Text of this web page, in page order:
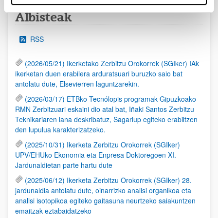
Albisteak
RSS
(2026/05/21) Ikerketako Zerbitzu Orokorrek (SGIker) IAk
ikerketan duen erabilera arduratsuari buruzko saio bat
antolatu dute, Elsevierren laguntzarekin.
(2026/03/17) ETBko Tecnólopis programak Gipuzkoako
RMN Zerbitzuari eskaini dio atal bat, Iñaki Santos Zerbitzu
Teknikariaren lana deskribatuz, Sagarlup egiteko erabiltzen
den lupulua karakterizatzeko.
(2025/10/31) Ikerketa Zerbitzu Orokorrek (SGIker)
UPV/EHUko Ekonomia eta Enpresa Doktoregoen XI.
Jardunaldietan parte hartu dute
(2025/06/12) Ikerketa Zerbitzu Orokorrek (SGIker) 28.
jardunaldia antolatu dute, oinarrizko analisi organikoa eta
analisi isotopikoa egiteko gaitasuna neurtzeko saiakuntzen
emaitzak eztabaidatzeko